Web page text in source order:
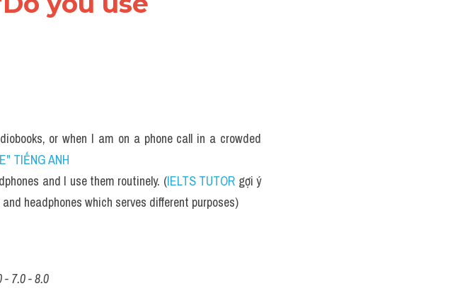
you use
or when I am on a phone call in a crowded
TIẾNG ANH
and I use them routinely. (IELTS TUTOR gợi ý
headphones which serves different purposes)
7.0 - 8.0